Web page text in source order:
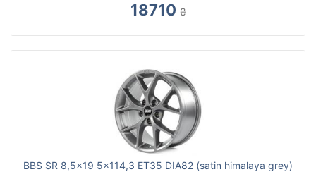
18710 ₴
BBS SR 8,5x19 5x114,3 ET35 DIA82 (satin himalaya grey)